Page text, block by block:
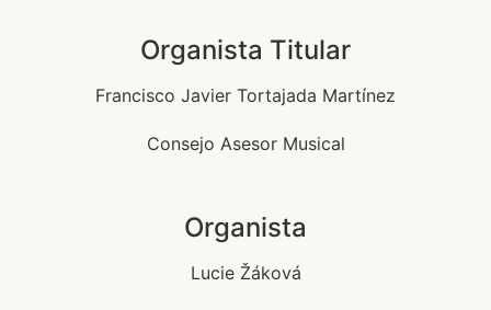
Organista Titular
Francisco Javier Tortajada Martínez
Consejo Asesor Musical
Organista
Lucie Žáková